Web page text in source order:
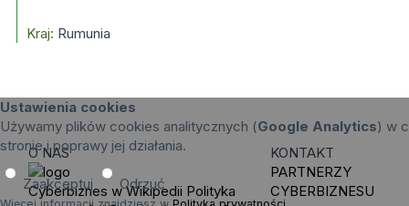
Kraj: Rumunia
Ustawienia cookies
Używamy plików cookies analitycznych (Google Analytics) w
stronie i poprawy jej działania.
Zaakceptuj Odrzuć
O NAS
Cyberbiznes w Wikipedii Polityka
KONTAKT
PARTNERZY
CYBERBIZNESU